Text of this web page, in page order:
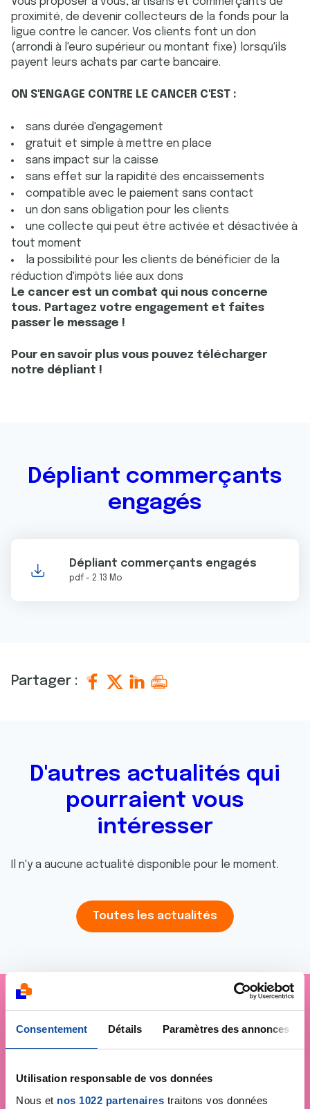
Consentement Détails Paramètres des annonces
Utilisation responsable de vos données
Nous et nos 1022 partenaires traitons vos données
proximité, de devenir collecteurs de la fonds pour la
ligue contre le cancer. Vos clients font un don
(arrondi à l'euro supérieur ou montant fixe) lorsqu'ils
payent leurs achats par carte bancaire.
ON S'ENGAGE CONTRE LE CANCER C'EST :
sans durée d'engagement
gratuit et simple à mettre en place
sans impact sur la caisse
sans effet sur la rapidité des encaissements
compatible avec le paiement sans contact
un don sans obligation pour les clients
une collecte qui peut être activée et désactivée à
tout moment
la possibilité pour les clients de bénéficier de la
réduction d'impôts liée aux dons
Le cancer est un combat qui nous concerne
tous. Partagez votre engagement et faites
passer le message !
Pour en savoir plus vous pouvez télécharger
notre dépliant !
Dépliant commerçants
engagés
Dépliant commerçants engagés
pdf - 2.13 Mo
Partager :
D'autres actualités qui
pourraient vous
intéresser
Il n'y a aucune actualité disponible pour le moment.
Toutes les actualités
Je soutiensLa Ligue
contre le cancer